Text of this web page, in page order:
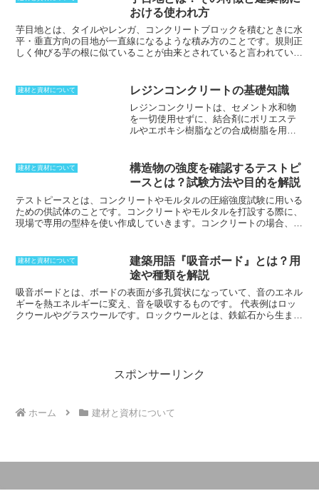
す。様々なところで活用が広がっていま
すが、建築では発泡系断熱材や木造住宅
用の耐震補強部材として使われることが
多いです。これは、単純に強度が高く、
吸湿性がまったくないという性質が有効
性が群を抜いて高い特徴もあります。耐
疲労性も持っているため、フィルムや容
器といった物にも使われています。ポリ
プロピレン樹脂ということで、PPと略さ
れることが一般的です。
おける使われ方
芋目地とは、タイルやレンガ、コンクリートブロックを積むときに水
平・垂直方向の目地が一直線になるような積み方のことです。規則正
しく伸びる芋の根に似ていることが由来とされていると言われていま
れ目地といった、垂直方向が一直線にならない目地を用いるのが一般
的です。これらの目地だと負荷がかかっても複数のブロックに分散で
よりも構造物としての粘りや強度が高く頑丈です。
は見た目が良くなることから用いられることもあります。その
際は積まれた部材の目地に補強鉄筋を通して強度を上げています。
建材と資材について レジンコンクリートの基礎知識
レジンコンクリートは、セメント水和物
を一切使用せずに、結合剤にポリエステ
ルやエポキシ樹脂などの合成樹脂を用い
応が始まり、短時間で強固に鋼材を接着
します。そのため、硬化した成形物は高
強度で耐久性にも優れます。また、液状
レジンの種類やグレードを選択すること
によって、耐摩耗性、耐薬品性などの
様々な性能を付加することが可能です
イクルすることも可能です。環境にも優
しい素材と言えます。同様の材料に、 モ
ルタルに合成樹脂を混錬したレジンモル
タルがあります。このレジンモルタルも
また、耐薬品性、耐摩耗性、耐久性に優
れています。
建材と資材について
構造物の強度を確認するテストピ
ースとは？試験方法や目的を解説
テストピースとは、コンクリートやモルタルの圧縮強度試験に用いる
ための供試体のことです。コンクリートやモルタルを打設する際に、
現場で専用の型枠を使い作成していきます。コンクリートの場合、直
生は水中養生が基本で、3本を2セット用意しておきます。モルタル
の場合には、もっと簡易的な直径5cm、高さ10cmの型枠を使うこと
もあります。無収縮モルタルなど、初期強度の発現が早い場合には、
材令3日で試験を行なうこともあります。道路工事などに使われる超
速硬コンクリートの場合には、規制解放前に簡易アムスラーを使い、
テストピースをその場でつぶして確認します。
建材と資材について
建築用語『吸音ボード』とは？用
途や種類を解説
吸音ボードとは、ボードの表面が多孔質状になっていて、音のエネル
ギーを熱エネルギーに変え、音を吸収するものです。
代表例はロッ
クウールやグラスウールです。ロックウールとは、鉄鉱石から生まれ
ルをボード状に固め、白いガラス繊維製の布で包んだ物はGCボード
と言い、MGボードと比較すると価格が割安なのが特徴です。ただ
スポンサーリンク
ホーム 建材と資材について